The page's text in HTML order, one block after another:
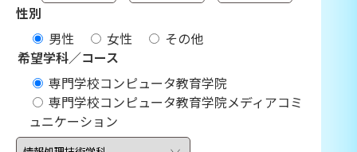
性別
男性
女性
その他
希望学科／コース
専門学校コンピュータ教育学院
専門学校コンピュータ教育学院メディアコミ
ュニケーション